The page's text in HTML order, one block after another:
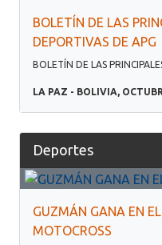
BOLETÍN DE LAS
DEPORTIVAS DE APG
BOLETÍN DE LAS
LA PAZ - BOLIVIA,
Deportes
GUZMÁN GANA EN
MOTOCROSS